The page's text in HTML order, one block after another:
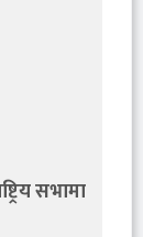
सभामा